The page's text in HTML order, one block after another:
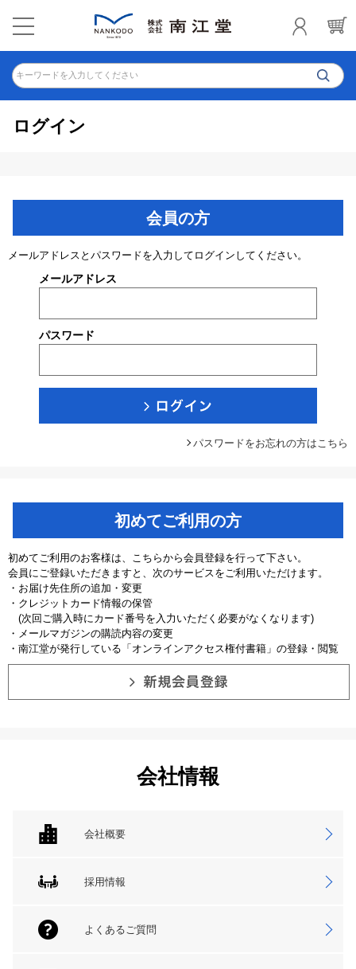
キーワードを入力してください
ログイン
会員の方
メールアドレスとパスワードを入力してログインしてください。
メールアドレス
パスワード
パスワードをお忘れの方はこちら
初めてご利用の方
初めてご利用のお客様は、こちらから会員登録を行って下さい。
会員にご登録いただきますと、次のサービスをご利用いただけます。
・お届け先住所の追加・変更
・クレジットカード情報の保管
(次回ご購入時にカード番号を入力いただく必要がなくなります)
・メールマガジンの購読内容の変更
・南江堂が発行している「オンラインアクセス権付書籍」の登録・閲覧
会社情報
会社概要
採用情報
よくあるご質問